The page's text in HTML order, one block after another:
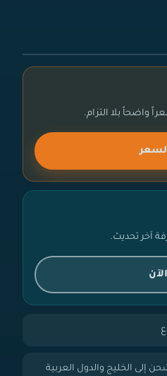
واضحاً بلا التزام.
آخر تحديث.
إلى الخليج والدول العربية